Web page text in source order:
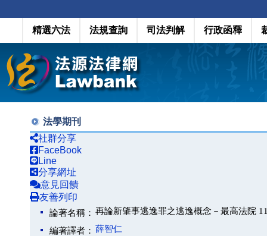
精選六法 法規查詢 司法判解 行政函釋
法學期刊
社群分享
FaceBook
Line
分享網址
意見回饋
友善列印
論著名稱： 再論新肇事逃逸罪之逃逸概念－最高法院
編著譯者： 薛智仁